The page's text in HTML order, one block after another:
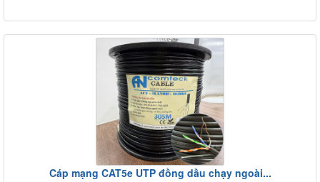
Cáp mạng CAT5e UTP đồng dầu chạy ngoài...